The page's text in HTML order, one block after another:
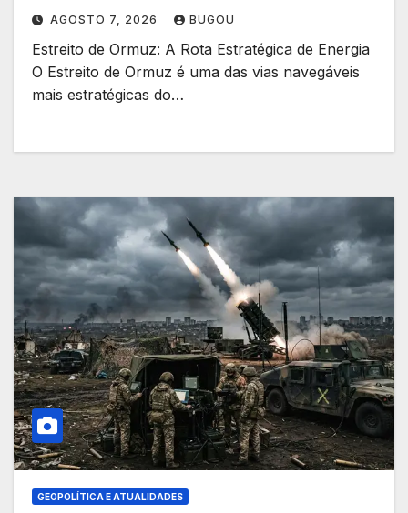
AGOSTO 7, 2026 BUGOU
Estreito de Ormuz: A Rota Estratégica de Energia
O Estreito de Ormuz é uma das vias navegáveis
mais estratégicas do…
GEOPOLÍTICA E ATUALIDADES